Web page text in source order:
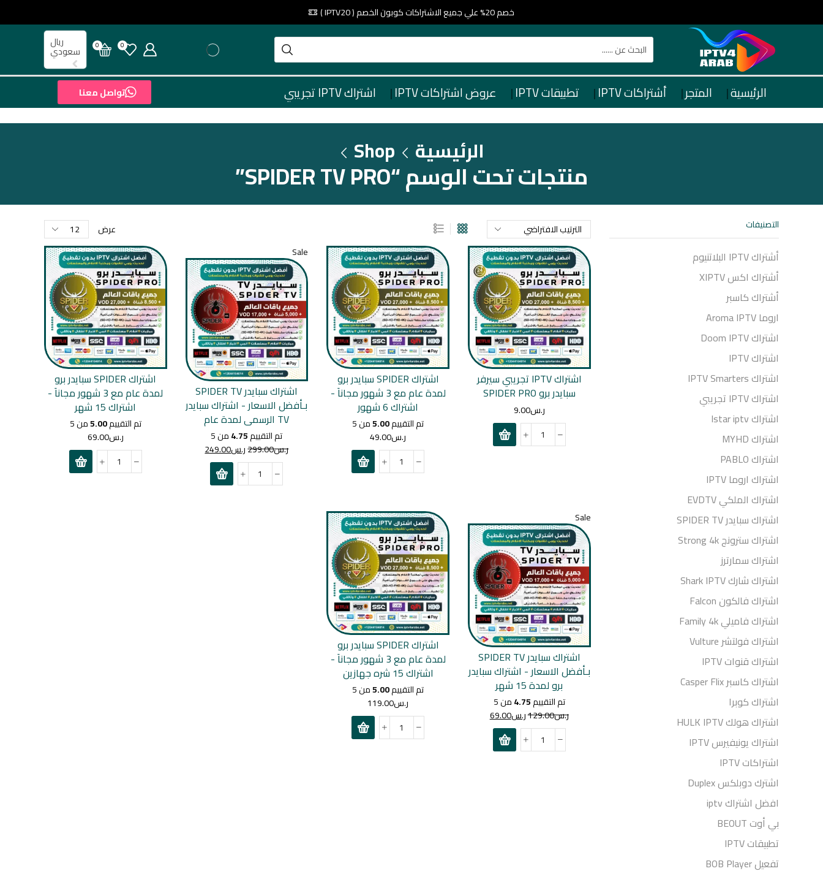
خصم 20% علي جميع الاشتراكات كوبون الخصم ( IPTV20 )
0
0 ريال
سعودي
الرئيسية المتجر أشتراكات IPTV تطبيقات IPTV عروض اشتراكات IPTV اشتراك IPTV تجريبي تواصل معنا
الرئيسية Shop
منتجات تحت الوسم “SPIDER TV PRO”
عرض
اشتراك IPTV تجريبي سيرفر
سبايدر برو SPIDER PRO
ر.س9.00
اشتراك SPIDER سبايدر برو
لمدة عام مع 3 شهور مجاناَ -
اشتراك 6 شهور
تم التقييم5.00من 5
ر.س49.00
Sale
اشتراك سبايدر SPIDER TV
بـأفضل الاسعار - اشتراك سبايدر
TV الرسمي لمدة عام
تم التقييم4.75من 5
ر.س299.00ر.س249.00
اشتراك SPIDER سبايدر برو
لمدة عام مع 3 شهور مجاناَ -
اشتراك 15 شهر
تم التقييم5.00من 5
ر.س69.00
Sale
اشتراك سبايدر SPIDER TV
بـأفضل الاسعار - اشتراك سبايدر
برو لمدة 15 شهر
تم التقييم4.75من 5
ر.س129.00ر.س69.00
اشتراك SPIDER سبايدر برو
لمدة عام مع 3 شهور مجاناَ -
اشتراك 15 شره جهازين
تم التقييم5.00من 5
ر.س119.00
التصنيفات
أشتراك IPTV البلاتنيوم
أشتراك اكس XIPTV
أشتراك كاسبر
اروما Aroma IPTV
اشتراك Doom IPTV
اشتراك IPTV
اشتراك IPTV Smarters
اشتراك IPTV تجريبي
اشتراك Istar iptv
اشتراك MYHD
اشتراك PABLO
اشتراك اروما IPTV
اشتراك الملكي EVDTV
اشتراك سبايدر SPIDER TV
اشتراك سترونج Strong 4k
اشتراك سمارترز
اشتراك شارك Shark IPTV
اشتراك فالكون Falcon
اشتراك فاميلي Family 4k
اشتراك فولتشر Vulture
اشتراك قنوات IPTV
اشتراك كاسبر Casper Flix
اشتراك كوبرا
اشتراك هولك HULK IPTV
اشتراك يونيفيرس IPTV
اشتراكات IPTV
اشترك دوبلكس Duplex
افضل اشتراك iptv
بي أوت BEOUT
تطبيقات IPTV
تفعيل BOB Player